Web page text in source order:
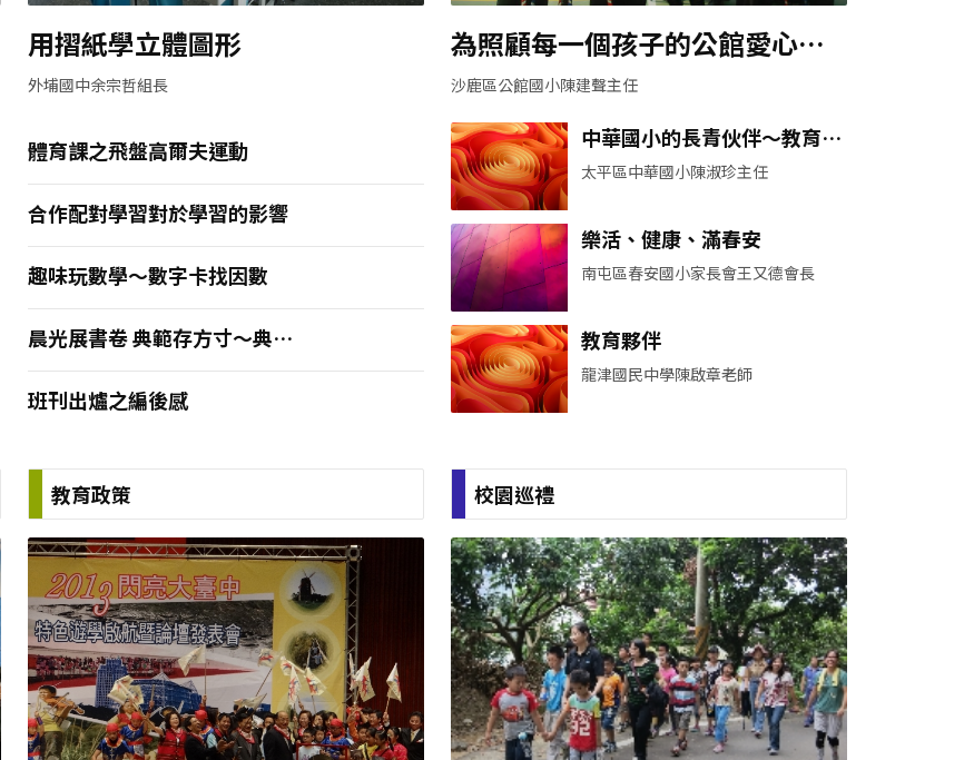
用摺紙學立體圖形
外埔國中余宗哲組長
體育課之飛盤高爾夫運動
合作配對學習對於學習的影響
趣味玩數學～數字卡找因數
晨光展書卷 典範存方寸～典範
人物閱讀教學之經驗分享
班刊出爐之編後感
為照顧每一個孩子的公館愛心志
工隊
沙鹿區公館國小陳建聲主任
中華國小的長青伙伴～教育志
工隊
太平區中華國小陳淑珍主任
樂活、健康、滿春安
南屯區春安國小家長會王又德會長
教育夥伴
龍津國民中學陳啟章老師
教育政策 校園巡禮